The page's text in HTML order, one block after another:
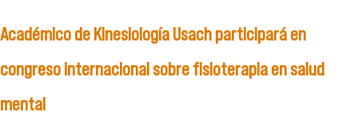
Académico de Kinesiología Usach participará en
congreso internacional sobre fisioterapia en salud
mental